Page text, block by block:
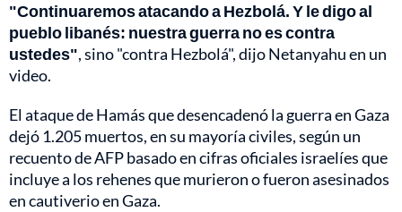
"Continuaremos atacando a Hezbolá. Y le digo al
pueblo libanés: nuestra guerra no es contra
ustedes", sino "contra Hezbolá", dijo Netanyahu en un
video.
El ataque de Hamás que desencadenó la guerra en Gaza
dejó 1.205 muertos, en su mayoría civiles, según un
recuento de AFP basado en cifras oficiales israelíes que
incluye a los rehenes que murieron o fueron asesinados
en cautiverio en Gaza.